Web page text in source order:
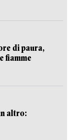
di paura,
fiamme
altro: